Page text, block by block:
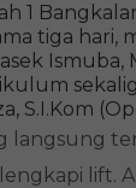
1
tiga hari,
S.I.Kom
langsung
lift.